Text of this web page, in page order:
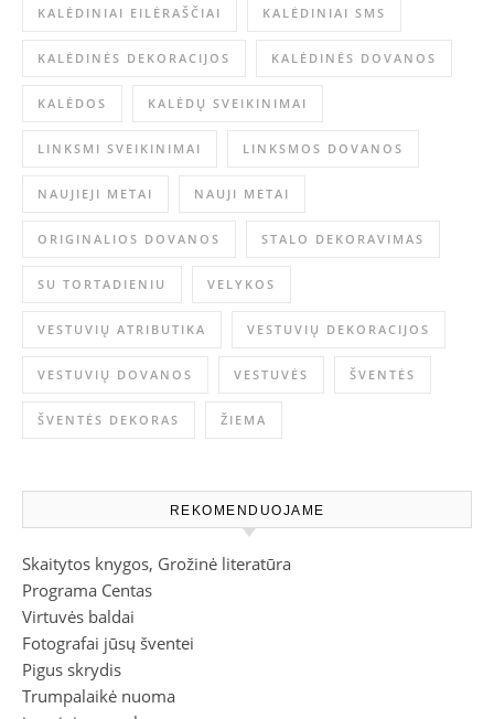
KALĖDINIAI EILĖRAŠČIAI KALĖDINIAI SMS
KALĖDINĖS DEKORACIJOS KALĖDINĖS DOVANOS
KALĖDOS KALĖDŲ SVEIKINIMAI
LINKSMI SVEIKINIMAI LINKSMOS DOVANOS
NAUJIEJI METAI NAUJI METAI
ORIGINALIOS DOVANOS STALO DEKORAVIMAS
SU TORTADIENIU VELYKOS
VESTUVIŲ ATRIBUTIKA VESTUVIŲ DEKORACIJOS
VESTUVIŲ DOVANOS VESTUVĖS ŠVENTĖS
ŠVENTĖS DEKORAS ŽIEMA
REKOMENDUOJAME
Skaitytos knygos, Grožinė literatūra
Programa Centas
Virtuvės baldai
Fotografai jūsų šventei
Pigus skrydis
Trumpalaikė nuoma